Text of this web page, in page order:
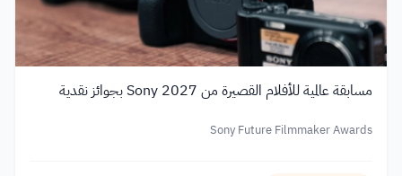
مسابقة عالمية للأفلام القصيرة من Sony 2027 بجوائز نقدية
Sony Future Filmmaker Awards